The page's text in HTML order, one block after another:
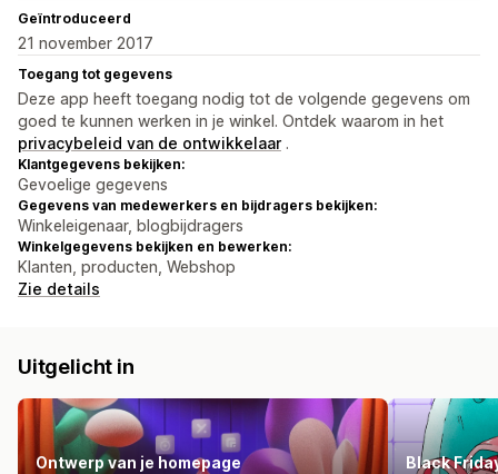
Geïntroduceerd
21 november 2017
Toegang tot gegevens
Deze app heeft toegang nodig tot de volgende gegevens om
goed te kunnen werken in je winkel. Ontdek waarom in het
privacybeleid van de ontwikkelaar .
Klantgegevens bekijken:
Gevoelige gegevens
Gegevens van medewerkers en bijdragers bekijken:
Winkeleigenaar, blogbijdragers
Winkelgegevens bekijken en bewerken:
Klanten, producten, Webshop
Zie details
Uitgelicht in
Ontwerp van je homepage Black